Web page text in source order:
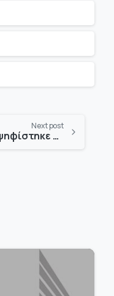
Next post
Υπερψηφίστηκε το σχέδιο νόμου για την Τεχνητή Νοημοσύνη